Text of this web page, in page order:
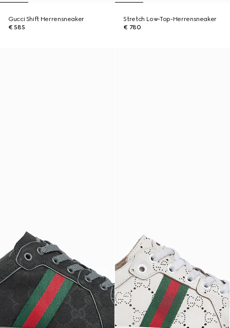
Gucci Shift Herrensneaker
€ 585
Stretch Low-Top-Herrensneaker
€ 780